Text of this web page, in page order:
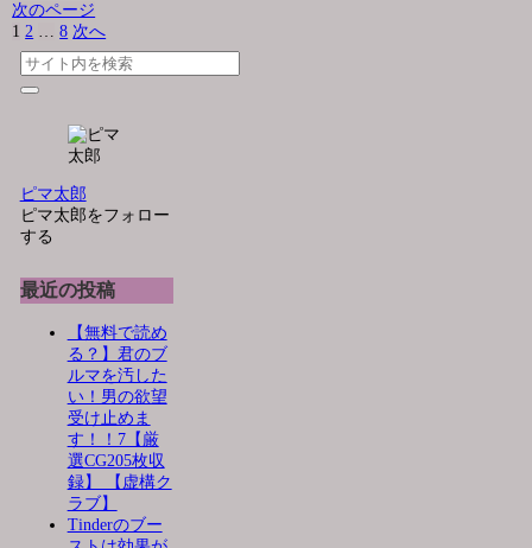
次のページ
1 2 … 8 次へ
ピマ太郎
ピマ太郎をフォロー
する
最近の投稿
【無料で読め
る？】君のブ
ルマを汚した
い！男の欲望
受け止めま
す！！7【厳
選CG205枚収
録】 【虚構ク
ラブ】
Tinderのブー